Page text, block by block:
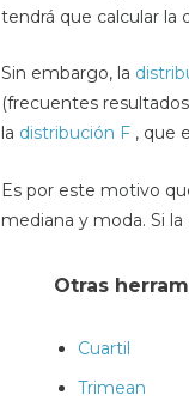
tendrá que calcular la
Sin embargo, la
(frecuentes
la distribución F , que
Es por este motivo
mediana y moda. Si
Otras
Cuartil
Trimean